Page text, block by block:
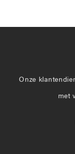
Onze
met